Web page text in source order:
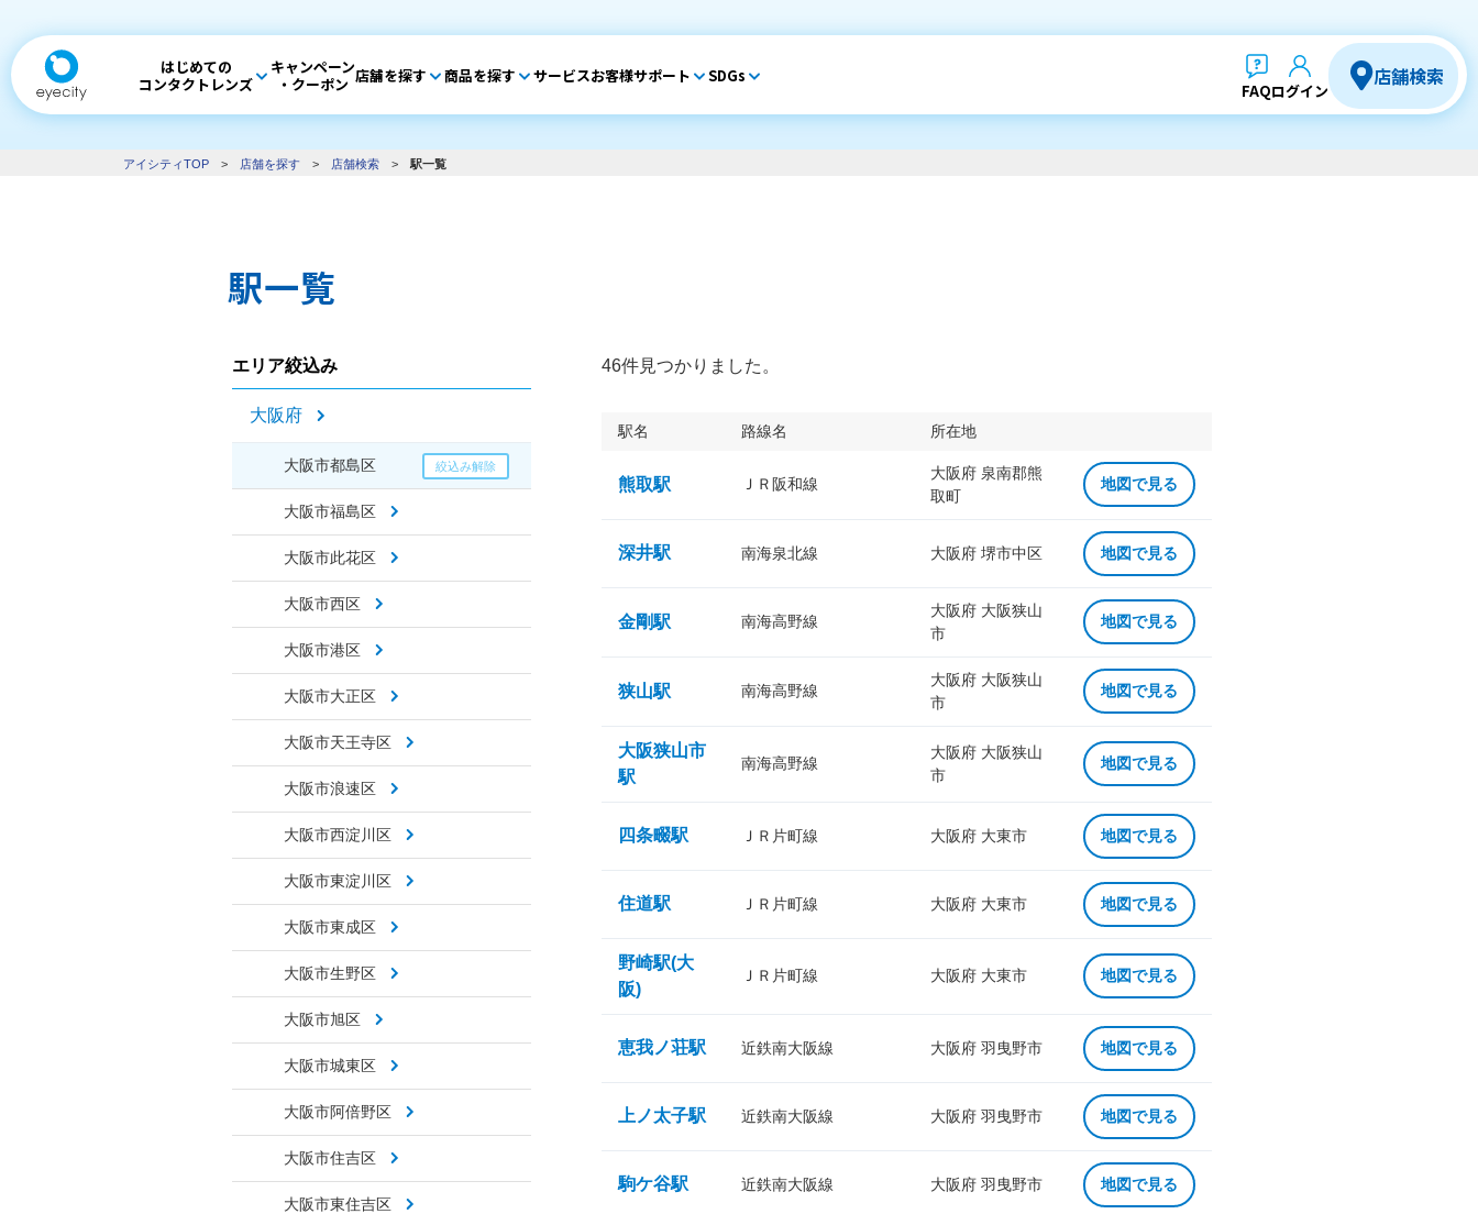
はじめての
コンタクトレンズ
キャンペーン
・クーポン 店舗を探す 商品を探す サービスお客様サポート SDGs
FAQログイン
店舗検索
アイシティTOP > 店舗を探す > 店舗検索 > 駅一覧
駅一覧
エリア絞込み
大阪府
大阪市都島区
大阪市福島区
大阪市此花区
大阪市西区
大阪市港区
大阪市大正区
大阪市天王寺区
大阪市浪速区
大阪市西淀川区
大阪市東淀川区
大阪市東成区
大阪市生野区
大阪市旭区
大阪市城東区
大阪市阿倍野区
大阪市住吉区
大阪市東住吉区
46件見つかりました。
駅名 路線名 所在地
熊取駅 ＪＲ阪和線
大阪府 泉南郡熊
取町
地図で見る
深井駅 南海泉北線 大阪府 堺市中区 地図で見る
金剛駅 南海高野線
大阪府 大阪狭山
市
地図で見る
狭山駅 南海高野線
大阪府 大阪狭山
市
地図で見る
大阪狭山市
駅
南海高野線
大阪府 大阪狭山
市
地図で見る
四条畷駅 ＪＲ片町線 大阪府 大東市 地図で見る
住道駅 ＪＲ片町線 大阪府 大東市 地図で見る
野崎駅(大
阪)
ＪＲ片町線 大阪府 大東市 地図で見る
恵我ノ荘駅 近鉄南大阪線 大阪府 羽曳野市 地図で見る
上ノ太子駅 近鉄南大阪線 大阪府 羽曳野市 地図で見る
駒ケ谷駅 近鉄南大阪線 大阪府 羽曳野市 地図で見る